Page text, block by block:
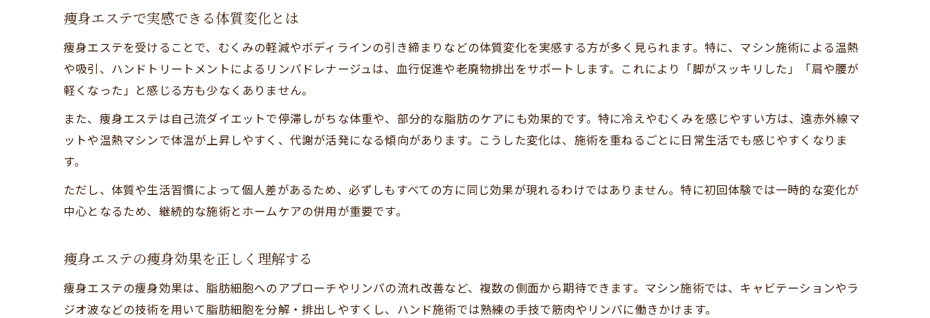
痩身ハンド施術の効果とその魅力とは
痩身エステはどちらが自分向きか判断するコツ
痩身エステの効果はどれくらい持続する？
痩身エステで期待できるサイズダウン効果
痩身エステのむくみ改善効果もポイント
痩身エステは本当に痩せるのか検証する
痩身エステの施術選び基準を詳しく解説
痩身エステおすすめ施術の比較ポイント
痩身エステで実感できる体質変化とは
痩身エステを受けることで、むくみの軽減やボディラインの引き締まりなどの体質変化を実感する方が多く見られます。特に、マシン施術による温熱
や吸引、ハンドトリートメントによるリンパドレナージュは、血行促進や老廃物排出をサポートします。これにより「脚がスッキリした」「肩や腰が
軽くなった」と感じる方も少なくありません。
また、痩身エステは自己流ダイエットで停滞しがちな体重や、部分的な脂肪のケアにも効果的です。特に冷えやむくみを感じやすい方は、遠赤外線マ
ットや温熱マシンで体温が上昇しやすく、代謝が活発になる傾向があります。こうした変化は、施術を重ねるごとに日常生活でも感じやすくなりま
す。
ただし、体質や生活習慣によって個人差があるため、必ずしもすべての方に同じ効果が現れるわけではありません。特に初回体験では一時的な変化が
中心となるため、継続的な施術とホームケアの併用が重要です。
痩身エステの痩身効果を正しく理解する
痩身エステの痩身効果は、脂肪細胞へのアプローチやリンパの流れ改善など、複数の側面から期待できます。マシン施術では、キャビテーションやラ
ジオ波などの技術を用いて脂肪細胞を分解・排出しやすくし、ハンド施術では熟練の手技で筋肉やリンパに働きかけます。